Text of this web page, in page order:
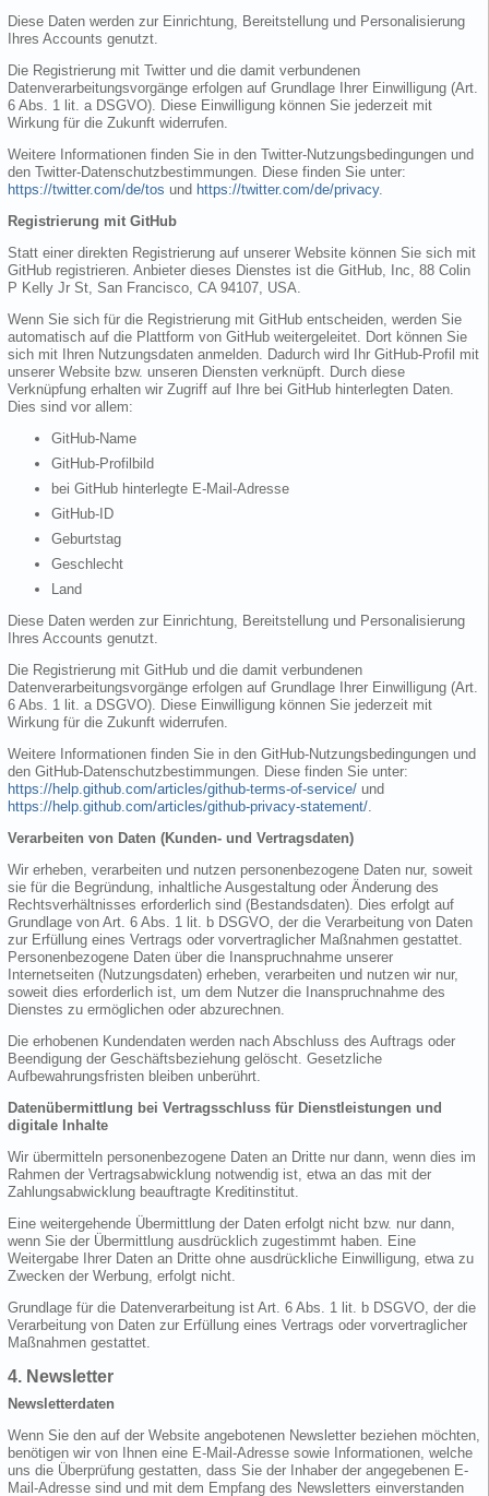
Diese Daten werden zur Einrichtung, Bereitstellung und Personalisierung
Ihres Accounts genutzt.
Die Registrierung mit Twitter und die damit verbundenen
Datenverarbeitungsvorgänge erfolgen auf Grundlage Ihrer Einwilligung (Art.
6 Abs. 1 lit. a DSGVO). Diese Einwilligung können Sie jederzeit mit
Wirkung für die Zukunft widerrufen.
Weitere Informationen finden Sie in den Twitter-Nutzungsbedingungen und
den Twitter-Datenschutzbestimmungen. Diese finden Sie unter:
https://twitter.com/de/tos und https://twitter.com/de/privacy.
Registrierung mit GitHub
Statt einer direkten Registrierung auf unserer Website können Sie sich mit
GitHub registrieren. Anbieter dieses Dienstes ist die GitHub, Inc, 88 Colin
P Kelly Jr St, San Francisco, CA 94107, USA.
Wenn Sie sich für die Registrierung mit GitHub entscheiden, werden Sie
automatisch auf die Plattform von GitHub weitergeleitet. Dort können Sie
sich mit Ihren Nutzungsdaten anmelden. Dadurch wird Ihr GitHub-Profil mit
unserer Website bzw. unseren Diensten verknüpft. Durch diese
Verknüpfung erhalten wir Zugriff auf Ihre bei GitHub hinterlegten Daten.
Dies sind vor allem:
GitHub-Name
GitHub-Profilbild
bei GitHub hinterlegte E-Mail-Adresse
GitHub-ID
Geburtstag
Geschlecht
Land
Diese Daten werden zur Einrichtung, Bereitstellung und Personalisierung
Ihres Accounts genutzt.
Die Registrierung mit GitHub und die damit verbundenen
Datenverarbeitungsvorgänge erfolgen auf Grundlage Ihrer Einwilligung (Art.
6 Abs. 1 lit. a DSGVO). Diese Einwilligung können Sie jederzeit mit
Wirkung für die Zukunft widerrufen.
Weitere Informationen finden Sie in den GitHub-Nutzungsbedingungen und
den GitHub-Datenschutzbestimmungen. Diese finden Sie unter:
https://help.github.com/articles/github-terms-of-service/ und
https://help.github.com/articles/github-privacy-statement/.
Verarbeiten von Daten (Kunden- und Vertragsdaten)
Wir erheben, verarbeiten und nutzen personenbezogene Daten nur, soweit
sie für die Begründung, inhaltliche Ausgestaltung oder Änderung des
Rechtsverhältnisses erforderlich sind (Bestandsdaten). Dies erfolgt auf
Grundlage von Art. 6 Abs. 1 lit. b DSGVO, der die Verarbeitung von Daten
zur Erfüllung eines Vertrags oder vorvertraglicher Maßnahmen gestattet.
Personenbezogene Daten über die Inanspruchnahme unserer
Internetseiten (Nutzungsdaten) erheben, verarbeiten und nutzen wir nur,
soweit dies erforderlich ist, um dem Nutzer die Inanspruchnahme des
Dienstes zu ermöglichen oder abzurechnen.
Die erhobenen Kundendaten werden nach Abschluss des Auftrags oder
Beendigung der Geschäftsbeziehung gelöscht. Gesetzliche
Aufbewahrungsfristen bleiben unberührt.
Datenübermittlung bei Vertragsschluss für Dienstleistungen und
digitale Inhalte
Wir übermitteln personenbezogene Daten an Dritte nur dann, wenn dies im
Rahmen der Vertragsabwicklung notwendig ist, etwa an das mit der
Zahlungsabwicklung beauftragte Kreditinstitut.
Eine weitergehende Übermittlung der Daten erfolgt nicht bzw. nur dann,
wenn Sie der Übermittlung ausdrücklich zugestimmt haben. Eine
Weitergabe Ihrer Daten an Dritte ohne ausdrückliche Einwilligung, etwa zu
Zwecken der Werbung, erfolgt nicht.
Grundlage für die Datenverarbeitung ist Art. 6 Abs. 1 lit. b DSGVO, der die
Verarbeitung von Daten zur Erfüllung eines Vertrags oder vorvertraglicher
Maßnahmen gestattet.
4. Newsletter
Newsletterdaten
Wenn Sie den auf der Website angebotenen Newsletter beziehen möchten,
benötigen wir von Ihnen eine E-Mail-Adresse sowie Informationen, welche
uns die Überprüfung gestatten, dass Sie der Inhaber der angegebenen E-
Mail-Adresse sind und mit dem Empfang des Newsletters einverstanden